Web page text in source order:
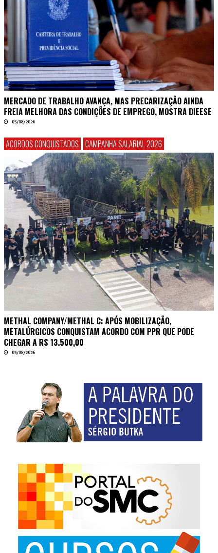
MERCADO DE TRABALHO AVANÇA, MAS PRECARIZAÇÃO AINDA
FREIA MELHORA DAS CONDIÇÕES DE EMPREGO, MOSTRA DIEESE
05/08/2026
ACORDOS CONQUISTADOS CAMPANHA SALARIAL 2026
METHAL COMPANY/METHAL C: APÓS MOBILIZAÇÃO,
METALÚRGICOS CONQUISTAM ACORDO COM PPR QUE PODE
CHEGAR A R$ 13.500,00
05/08/2026